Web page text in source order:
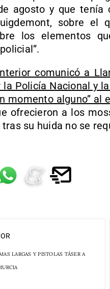
agosto y que
sobre el
los elementos
comunicó a
Policía Nacional y
momento alguno” al
ofrecieron a los
su huida no se
LARGAS Y PISTOLAS TÁSER A